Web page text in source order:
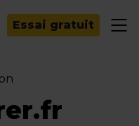
Essai gratuit